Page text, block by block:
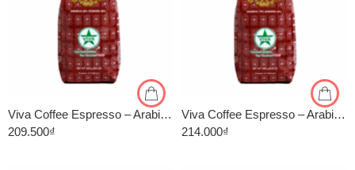
Viva Coffee Espresso – Arabica 60%, Robusta 40% – Cà Phê Pha Máy – Túi 500g
209.500₫
500gr
Viva Coffee Espresso – Arabica 70%, Robusta 30% – Cà Phê Pha Máy – Túi 500g
214.000₫
500gr